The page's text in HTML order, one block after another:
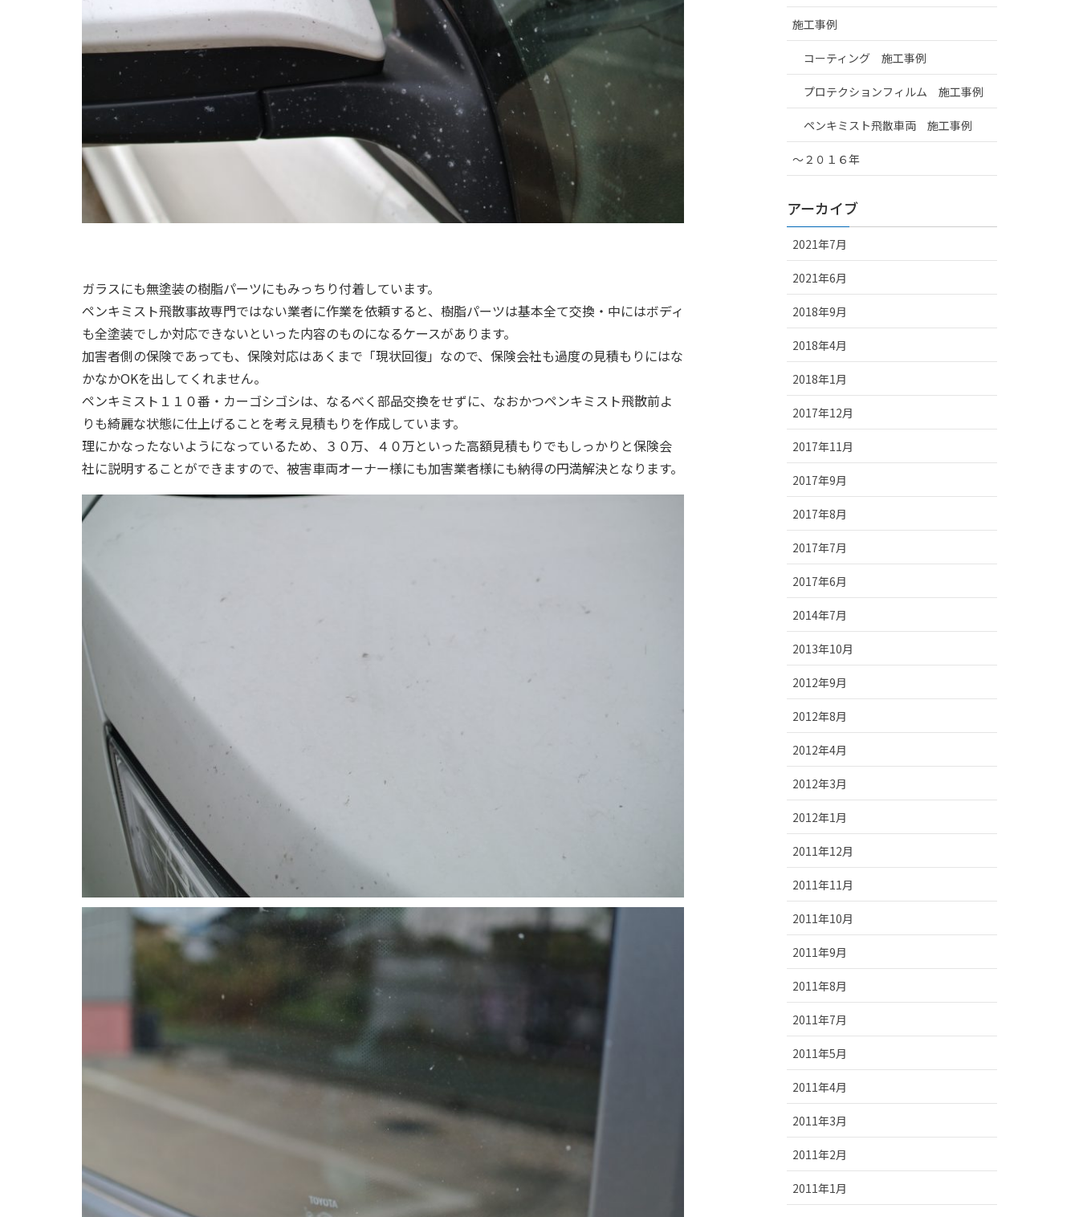
ガラスにも無塗装の樹脂パーツにもみっちり付着しています。
ペンキミスト飛散事故専門ではない業者に作業を依頼すると、樹脂パーツは基本全て交換・中にはボディ
も全塗装でしか対応できないといった内容のものになるケースがあります。
加害者側の保険であっても、保険対応はあくまで「現状回復」なので、保険会社も過度の見積もりにはな
かなかOKを出してくれません。
ペンキミスト１１０番・カーゴシゴシは、なるべく部品交換をせずに、なおかつペンキミスト飛散前よ
りも綺麗な状態に仕上げることを考え見積もりを作成しています。
理にかなったないようになっているため、３０万、４０万といった高額見積もりでもしっかりと保険会
社に説明することができますので、被害車両オーナー様にも加害業者様にも納得の円満解決となります。
施工事例
コーティング 施工事例
プロテクションフィルム 施工事例
ペンキミスト飛散車両 施工事例
～２０１６年
アーカイブ
2021年7月
2021年6月
2018年9月
2018年4月
2018年1月
2017年12月
2017年11月
2017年9月
2017年8月
2017年7月
2017年6月
2014年7月
2013年10月
2012年9月
2012年8月
2012年4月
2012年3月
2012年1月
2011年12月
2011年11月
2011年10月
2011年9月
2011年8月
2011年7月
2011年5月
2011年4月
2011年3月
2011年2月
2011年1月